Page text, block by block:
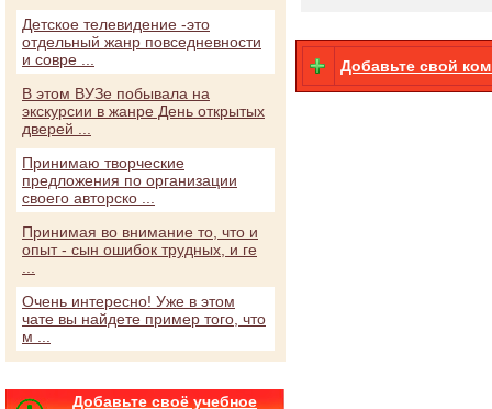
Добавьте свой
Детское телевидение -это
отдельный жанр повседневности
и совре ...
В этом ВУЗе побывала на
экскурсии в жанре День открытых
дверей ...
Принимаю творческие
предложения по организации
своего авторско ...
Принимая во внимание то, что и
опыт - сын ошибок трудных, и ге
Очень интересно! Уже в этом
чате вы найдете пример того, что
м ...
Добавьте своё учебное